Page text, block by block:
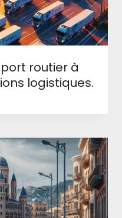
routier à
logistiques.